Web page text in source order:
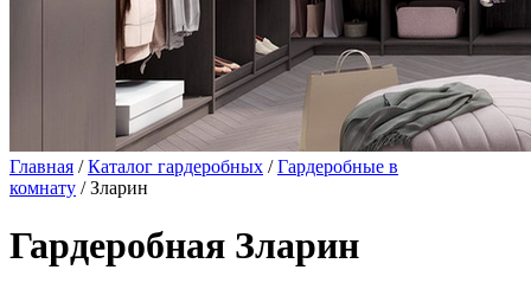
Главная /Каталог гардеробных /Гардеробные в
комнату / Зларин
Гардеробная Зларин